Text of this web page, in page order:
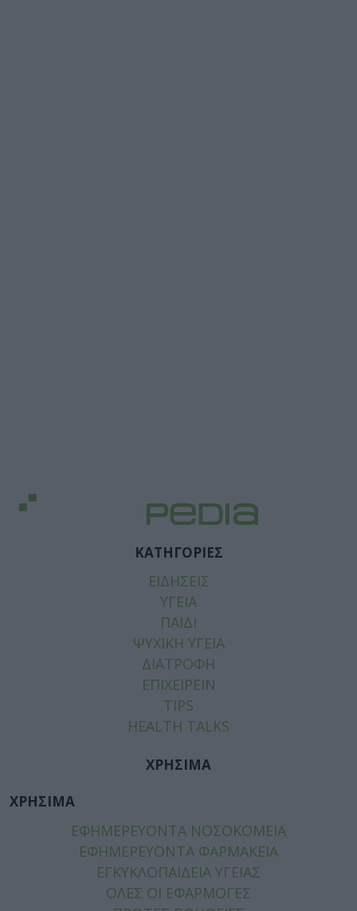
ΚΑΤΗΓΟΡΙΕΣ
ΕΙΔΗΣΕΙΣ
ΥΓΕΙΑ
ΠΑΙΔΙ
ΨΥΧΙΚΗ ΥΓΕΙΑ
ΔΙΑΤΡΟΦΗ
ΕΠΙΧΕΙΡΕΙΝ
TIPS
HEALTH TALKS
ΧΡΗΣΙΜΑ
ΧΡΗΣΙΜΑ
ΕΦΗΜΕΡΕΥΟΝΤΑ ΝΟΣΟΚΟΜΕΙΑ
ΕΦΗΜΕΡΕΥΟΝΤΑ ΦΑΡΜΑΚΕΙΑ
ΕΓΚΥΚΛΟΠΑΙΔΕΙΑ ΥΓΕΙΑΣ
ΟΛΕΣ ΟΙ ΕΦΑΡΜΟΓΕΣ